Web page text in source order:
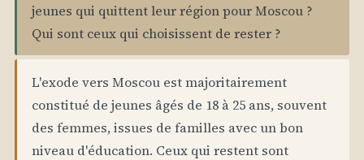
jeunes qui quittent leur région pour Moscou ?
Qui sont ceux qui choisissent de rester ?
L'exode vers Moscou est majoritairement
constitué de jeunes âgés de 18 à 25 ans, souvent
des femmes, issues de familles avec un bon
niveau d'éducation. Ceux qui restent sont